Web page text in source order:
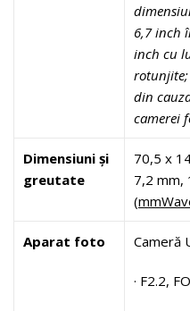
6,7 inch
inch cu
rotunjite;
din
camerei
Dimensiuni și
greutate
70,5 x
7,2 mm,
Aparat foto Cameră
· F2.2,